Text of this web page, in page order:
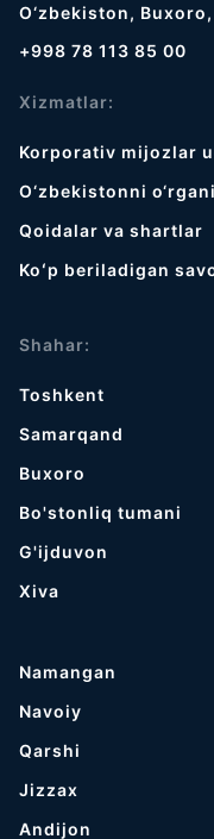
O‘zbekiston,
+998 78 113 85 00
Xizmatlar:
Korporativ mijozlar
O‘zbekistonni
Qoidalar va shartlar
Koʻp beriladigan
Shahar:
Toshkent
Samarqand
Buxoro
Bo'stonliq tumani
G'ijduvon
Хiva
Namangan
Navoiy
Qarshi
Jizzax
Andijon